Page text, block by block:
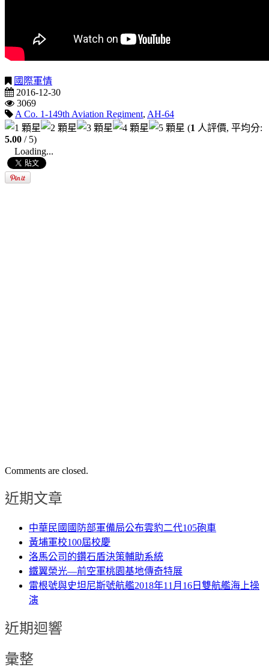
國際軍情
2016-12-30
3069
A Co. 1-149th Aviation Regiment, AH-64
(1 人評價, 平均分:
5.00 / 5)
Loading...
Comments are closed.
近期文章
中華民國國防部軍備局公布雲豹二代105砲車
黃埔軍校100屆校慶
洛馬公司的鑽石盾決策輔助系統
鐵翼榮光—前空軍桃園基地傳奇特展
雷根號與史坦尼斯號航艦2018年11月16日雙航艦海上操
演
近期迴響
彙整